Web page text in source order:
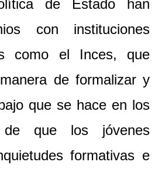
de Estado han
con instituciones
como el Inces, que
de formalizar y
que se hace en los
que los jóvenes
formativas e